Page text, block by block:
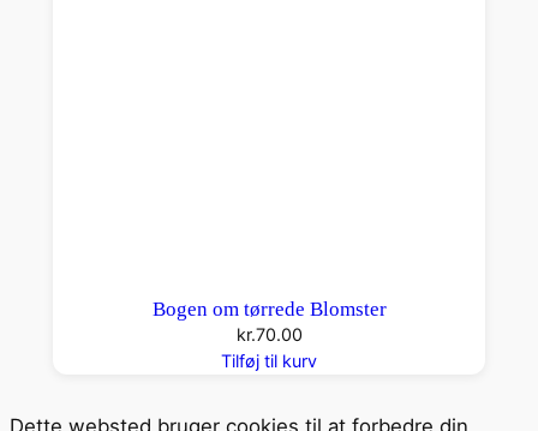
Bogen om tørrede Blomster
kr.70.00
Tilføj til kurv
Dette websted bruger cookies til at forbedre din